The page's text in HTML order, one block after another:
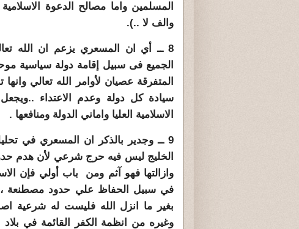
المسلمين واما مصالح الدعوة
والف لا ..).
8 ــ أي ان المسعري يزعم ان الله
الجميع فى سبيل إقامة دولة سياسية
المتفرقة عصيان لأوامر الله تعالي
سيادة كل دولة وعدم الاعتداء
الاسلامية العليا واماني الدولة ومنافعها .
9 ــ وجدير بالذكر ان المسعري في
الخليج ليس فيه حرج شرعي لأن هدم
وازالتها فهو آثم ومن باب أولي فإن
في سبيل الحفاظ علي حدود مصطنعة
بغير ما انزل الله فليست له شرعية
وغيره من انظمة الكفر القائمة في بلاد